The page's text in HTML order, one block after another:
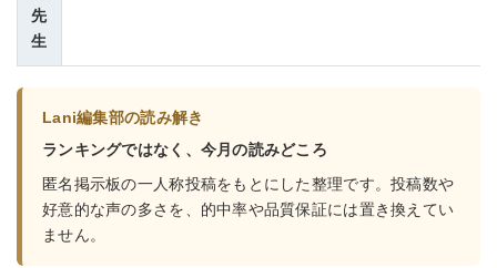
先
生
Lani編集部の読み解き
ランキングではなく、今月の読みどころ
匿名掲示板の一人称投稿をもとにした整理です。投稿数や
好意的な声の多さを、的中率や品質保証には置き換えてい
ません。